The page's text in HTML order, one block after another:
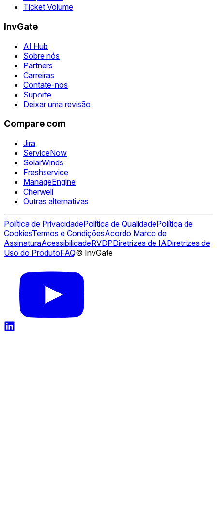
Ticket Volume
InvGate
AI Hub
Sobre nós
Partners
Carreiras
Contate-nos
Suporte
Deixar uma revisão
Compare com
Jira
ServiceNow
SolarWinds
Freshservice
ManageEngine
Cherwell
Outras alternativas
Política de PrivacidadePolítica de QualidadePolítica de
CookiesTermos e CondiçõesAcordo Marco de
AssinaturaAcessibilidadeRVDPDiretrizes de IADiretrizes de
Uso do ProdutoFAQ© InvGate